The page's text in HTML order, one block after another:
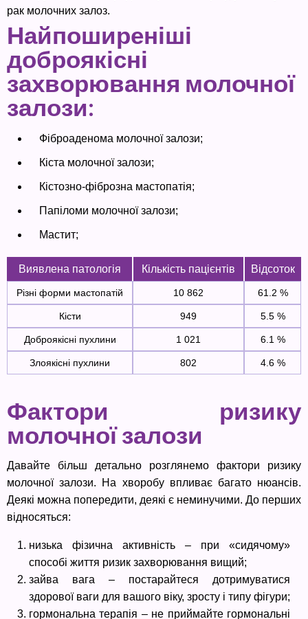
рак молочних залоз.
Найпоширеніші
доброякісні
захворювання молочної
залози:
Фіброаденома молочної залози;
Кіста молочної залози;
Кістозно-фіброзна мастопатія;
Папіломи молочної залози;
Мастит;
Виявлена ​​патологія Кількість пацієнтів Відсоток
Різні форми мастопатій 10 862 61.2 %
Кісти 949 5.5 %
Доброякісні пухлини 1 021 6.1 %
Злоякісні пухлини 802 4.6 %
Фактори ризику
молочної залози
Давайте більш детально розглянемо фактори ризику
молочної залози. На хворобу впливає багато нюансів.
Деякі можна попередити, деякі є неминучими. До перших
відносяться:
низька фізична активність – при «сидячому»
способі життя ризик захворювання вищий;
зайва вага – постарайтеся дотримуватися
здорової ваги для вашого віку, зросту і типу фігури;
гормональна терапія – не приймайте гормональні